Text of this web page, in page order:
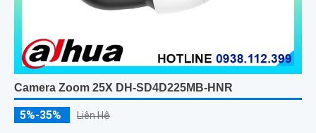
Camera Zoom 25X DH-SD4D225MB-HNR
5%-35% Liên Hệ